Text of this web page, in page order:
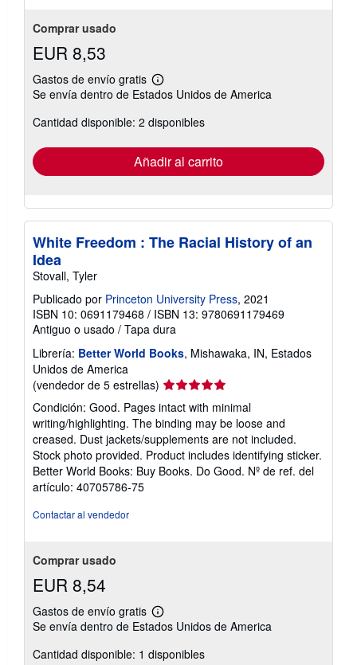
Comprar usado
EUR 8,53
Gastos de envío gratis
Más
información
las
tarifas
envío
Se envía dentro de Estados Unidos de America
Cantidad disponible: 2 disponibles
Añadir al carrito
White Freedom : The Racial History of an
Idea
Stovall, Tyler
Publicado por Princeton University Press, 2021
ISBN 10: 0691179468 / ISBN 13: 9780691179469
Antiguo o usado / Tapa dura
Librería: Better World Books, Mishawaka, IN, Estados
Unidos de America
(vendedor de 5 estrellas) Calificación
vendedor:
5
de
5
estrellas
Condición: Good. Pages intact with minimal
writing/highlighting. The binding may be loose and
creased. Dust jackets/supplements are not included.
Stock photo provided. Product includes identifying sticker.
Better World Books: Buy Books. Do Good. Nº de ref. del
artículo: 40705786-75
Contactar al vendedor
Comprar usado
EUR 8,54
Gastos de envío gratis
Más
información
las
Se envía dentro de Estados Unidos de America
Cantidad disponible: 1 disponibles